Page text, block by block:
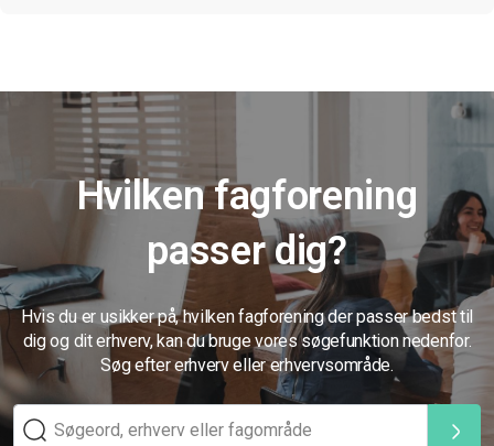
Hvilken fagforening
passer dig?
Hvis du er usikker på, hvilken fagforening der passer bedst til
dig og dit erhverv, kan du bruge vores søgefunktion nedenfor.
Søg efter erhverv eller erhvervsområde.